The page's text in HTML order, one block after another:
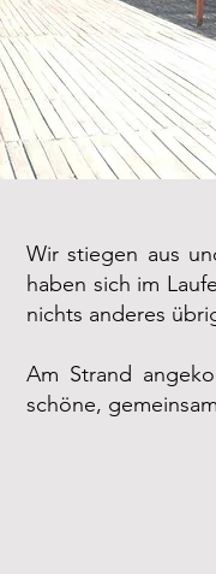
Wir stiegen aus
haben sich im
nichts anderes
Am Strand
schöne,